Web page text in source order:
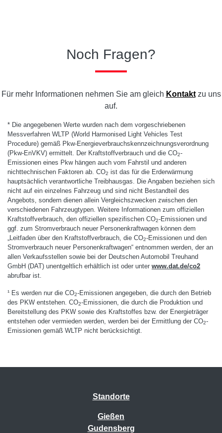
Noch Fragen?
Für mehr Informationen nehmen Sie am gleich Kontaktzu uns
auf.
* Die angegebenen Werte wurden nach dem vorgeschriebenen
Messverfahren WLTP (World Harmonised Light Vehicles Test
Procedure) gemäß Pkw-Energieverbrauchskennzeichnungsverordnung
(Pkw-EnVKV) ermittelt. Der Kraftstoffverbrauch und die CO2-
Emissionen eines Pkw hängen auch vom Fahrstil und anderen
nichttechnischen Faktoren ab. CO2 ist das für die Erderwärmung
hauptsächlich verantwortliche Treibhausgas. Die Angaben beziehen sich
nicht auf ein einzelnes Fahrzeug und sind nicht Bestandteil des
Angebots, sondern dienen allein Vergleichszwecken zwischen den
verschiedenen Fahrzeugtypen. Weitere Informationen zum offiziellen
Kraftstoffverbrauch, den offiziellen spezifischen CO2-Emissionen und
ggf. zum Stromverbrauch neuer Personenkraftwagen können dem
„Leitfaden über den Kraftstoffverbrauch, die CO2-Emissionen und den
Stromverbrauch neuer Personenkraftwagen“ entnommen werden, der an
allen Verkaufsstellen sowie bei der Deutschen Automobil Treuhand
GmbH (DAT) unentgeltlich erhältlich ist oder unter www.dat.de/co2
abrufbar ist.
¹ Es werden nur die CO2-Emissionen angegeben, die durch den Betrieb
des PKW entstehen. CO2-Emissionen, die durch die Produktion und
Bereitstellung des PKW sowie des Kraftstoffes bzw. der Energieträger
entstehen oder vermieden werden, werden bei der Ermittlung der CO2-
Emissionen gemäß WLTP nicht berücksichtigt.
Standorte
Gießen
Gudensberg